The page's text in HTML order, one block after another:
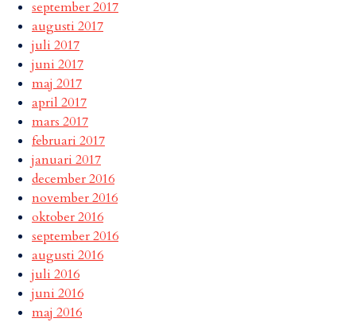
september 2017
augusti 2017
juli 2017
juni 2017
maj 2017
april 2017
mars 2017
februari 2017
januari 2017
december 2016
november 2016
oktober 2016
september 2016
augusti 2016
juli 2016
juni 2016
maj 2016